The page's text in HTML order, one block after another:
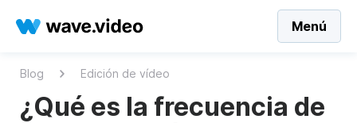
Menú
Blog Edición de vídeo
¿Qué es la frecuencia de